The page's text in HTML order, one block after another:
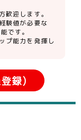
歓迎します。
験値が必要な
です。
プ能力を発揮し
録)